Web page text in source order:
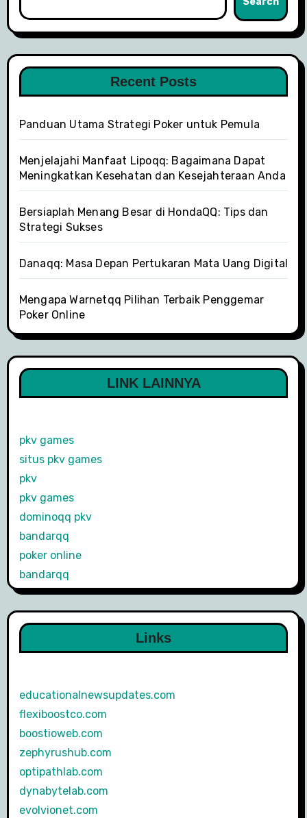
t
i
o
Recent Posts
Panduan Utama Strategi Poker untuk Pemula
Menjelajahi Manfaat Lipoqq: Bagaimana Dapat
Meningkatkan Kesehatan dan Kesejahteraan Anda
Bersiaplah Menang Besar di HondaQQ: Tips dan
Strategi Sukses
Danaqq: Masa Depan Pertukaran Mata Uang Digital
Mengapa Warnetqq Pilihan Terbaik Penggemar
Poker Online
LINK LAINNYA
pkv games
situs pkv games
pkv
pkv games
dominoqq pkv
bandarqq
poker online
bandarqq
Links
educationalnewsupdates.com
flexiboostco.com
boostioweb.com
zephyrushub.com
optipathlab.com
dynabytelab.com
evolvionet.com